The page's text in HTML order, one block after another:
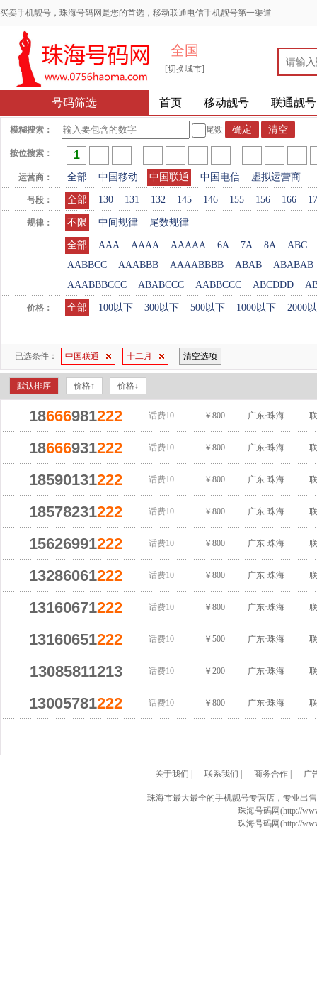
买卖手机靓号，珠海号码网是您的首选，移动联通电信手机靓号第一渠道
全国
[切换城市]
号码筛选 首页 移动靓号 联通靓号
模糊搜索： 尾数
按位搜索：
运营商： 全部 中国移动 中国联通 中国电信 虚拟运营商
号段： 全部 130 131 132 145 146 155 156 166
规律： 不限 中间规律 尾数规律
全部 AAA AAAA AAAAA 6A 7A 8A
ABC
AABBCC
AAABBB AAAABBBB ABAB
ABABAB
AAABBBCCC
ABABCCC AABBCCC ABCDDD
价格： 全部 100以下 300以下 500以下 1000以下 2000
已选条件： 中国联通 十二月 清空选项
默认排序 价格↑ 价格↓
18666981222 话费10 ￥800 广东·珠海
18666931222 话费10 ￥800 广东·珠海
18590131222 话费10 ￥800 广东·珠海
18578231222 话费10 ￥800 广东·珠海
15626991222 话费10 ￥800 广东·珠海
13286061222 话费10 ￥800 广东·珠海
13160671222 话费10 ￥800 广东·珠海
13160651222 话费10 ￥500 广东·珠海
13085811213 话费10 ￥200 广东·珠海
13005781222 话费10 ￥800 广东·珠海
关于我们 联系我们 商务合作| 广
珠海市最大最全的手机靓号专营店，专业出
珠海号码网(http://
珠海号码网(http://